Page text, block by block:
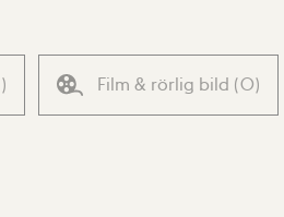
) Film & rörlig bild (0)